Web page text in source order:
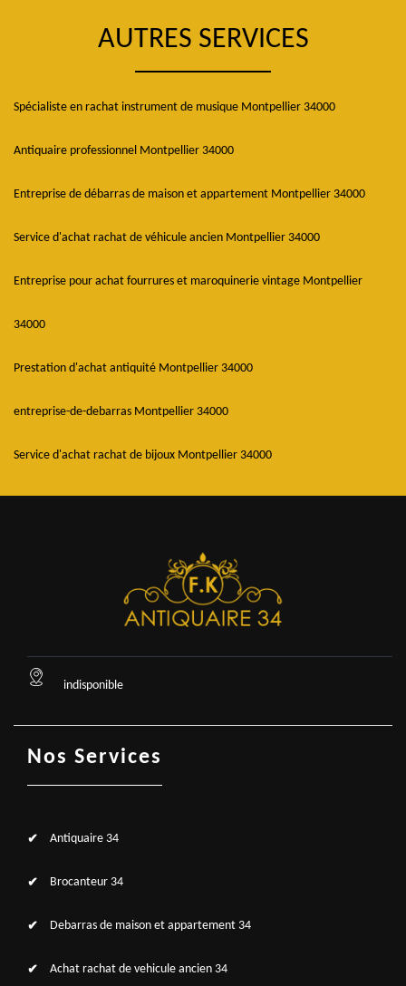
AUTRES SERVICES
Spécialiste en rachat instrument de musique Montpellier 34000
Antiquaire professionnel Montpellier 34000
Entreprise de débarras de maison et appartement Montpellier 34000
Service d'achat rachat de véhicule ancien Montpellier 34000
Entreprise pour achat fourrures et maroquinerie vintage Montpellier
34000
Prestation d'achat antiquité Montpellier 34000
entreprise-de-debarras Montpellier 34000
Service d'achat rachat de bijoux Montpellier 34000
indisponible
Nos Services
Antiquaire 34
Brocanteur 34
Debarras de maison et appartement 34
Achat rachat de vehicule ancien 34